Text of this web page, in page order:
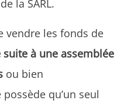
la SARL.
vendre les fonds de
à une assemblée
ou bien
qu’un seul